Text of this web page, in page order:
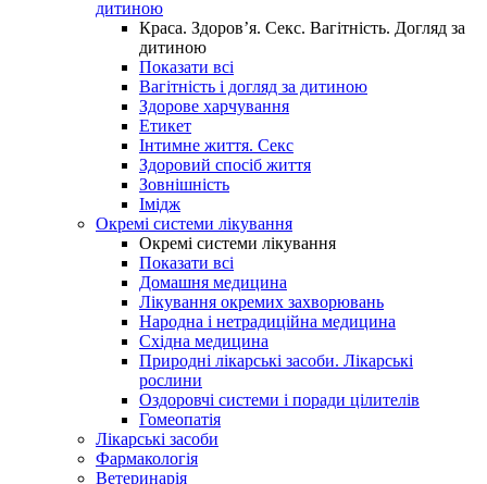
дитиною
Краса. Здоров’я. Секс. Вагітність. Догляд за
дитиною
Показати всі
Вагітність і догляд за дитиною
Здорове харчування
Етикет
Інтимне життя. Секс
Здоровий спосіб життя
Зовнішність
Імідж
Окремі системи лікування
Окремі системи лікування
Показати всі
Домашня медицина
Лікування окремих захворювань
Народна і нетрадиційна медицина
Східна медицина
Природні лікарські засоби. Лікарські
рослини
Оздоровчі системи і поради цілителів
Гомеопатія
Лікарські засоби
Фармакологія
Ветеринарія